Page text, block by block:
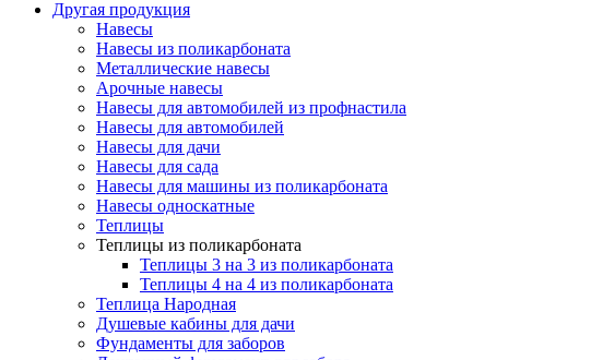
Другая продукция
Навесы
Навесы из поликарбоната
Металлические навесы
Арочные навесы
Навесы для автомобилей из профнастила
Навесы для автомобилей
Навесы для дачи
Навесы для сада
Навесы для машины из поликарбоната
Навесы односкатные
Теплицы
Теплицы из поликарбоната
Теплицы 3 на 3 из поликарбоната
Теплицы 4 на 4 из поликарбоната
Теплица Народная
Душевые кабины для дачи
Фундаменты для заборов